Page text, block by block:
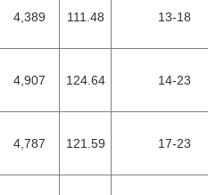
4,389 111.48 13-18
4,907 124.64 14-23
4,787 121.59 17-23